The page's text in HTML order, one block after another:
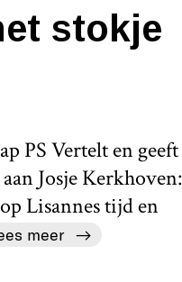
stokje
PS Vertelt en geeft
Josje Kerkhoven:
Lisannes tijd en
meer